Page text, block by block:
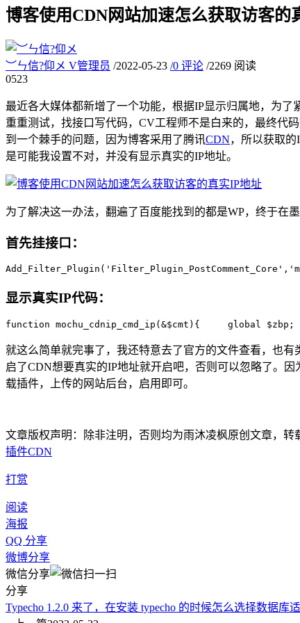
博客使用CDN网站加速怎么获取访客的
︶ㄣ信?仰メ V管理员 /2022-05-23 /0 评论 /2269 阅读
0523
最近各大媒体都新增了一个功能，根据IP显示归属地，为
重重测试，找接口写代码，CV工程师不是白来的，最终代
到一个棘手的问题，因为博客采用了腾讯CDN，所以获取
是可能我设置不对，并没有显示真实的IP地址。
为了解决这一办法，翻遍了百度能找到的都是WP，终于在
首先挂接口：
显示真实IP代码：
function mochu_cdnip_cmd_ip(&$cmt){     global $zbp;
就这么简单就完事了，我还特意去了官方的文件查看，也
启了CDN想要真实的IP地址就开启吧，否则可以忽略了。
载插件，上传的网站后台，启用即可。
文章版权声明：除非注明，否则均为雨沐凌枫原创文章，转
插件CDN
打赏
阅读
海报
QQ 分享
微博分享
微信分享
分享
Typecho 1.2.0 来了，在安装 typecho 的时候怎么选择数据库